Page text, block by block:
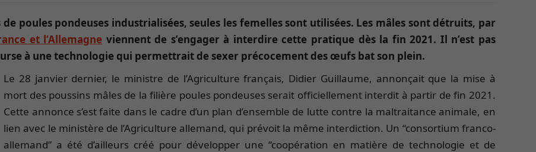
poules pondeuses industrialisées, seules les femelles sont utilisées. Les mâles sont détruits, par
et l’Allemagne viennent de s’engager à interdire cette pratique dès la fin 2021. Il n’est pas
à une technologie qui permettrait de sexer précocement des œufs bat son plein.
Le 28 janvier dernier, le ministre de l’Agriculture français, Didier Guillaume, annonçait que la mise à
mort des poussins mâles de la filière poules pondeuses serait officiellement interdit à partir de fin 2021.
Cette annonce s’est faite dans le cadre d’un plan d’ensemble de lutte contre la maltraitance animale, en
lien avec le ministère de l’Agriculture allemand, qui prévoit la même interdiction. Un “consortium franco-
allemand” a été d’ailleurs créé pour développer une “coopération en matière de technologie et de